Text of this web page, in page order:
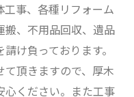
事、各種リフォーム
搬、不用品回収、遺品
け負っております。
頂きますので、厚木
心ください。また工事